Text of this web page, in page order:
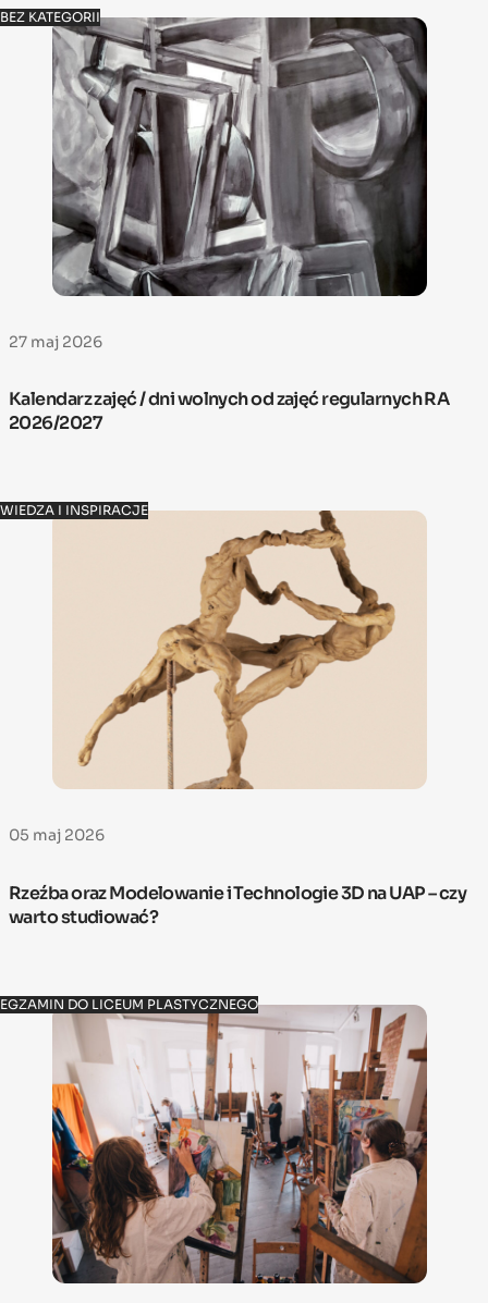
BEZ KATEGORII
27 maj 2026
Kalendarz zajęć / dni wolnych od zajęć regularnych RA
2026/2027
WIEDZA I INSPIRACJE
05 maj 2026
Rzeźba oraz Modelowanie i Technologie 3D na UAP – czy
warto studiować?
EGZAMIN DO LICEUM PLASTYCZNEGO